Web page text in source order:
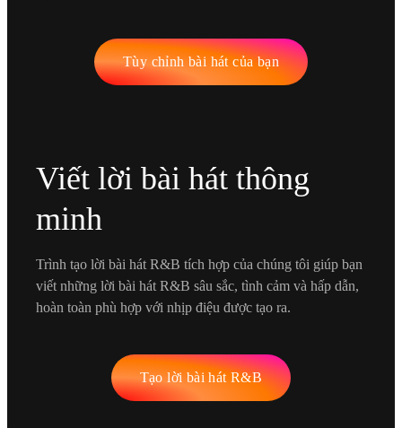
Tùy chỉnh bài hát của bạn
Viết lời bài hát thông
minh
Trình tạo lời bài hát R&B tích hợp của chúng tôi giúp bạn
viết những lời bài hát R&B sâu sắc, tình cảm và hấp dẫn,
hoàn toàn phù hợp với nhịp điệu được tạo ra.
Tạo lời bài hát R&B